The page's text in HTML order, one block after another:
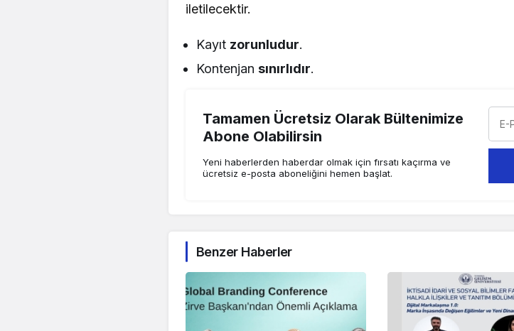
iletilecektir.
Kayıt zorunludur.
Kontenjansınırlıdır.
Tamamen Ücretsiz Olarak Bültenimize
Abone Olabilirsin
Yeni haberlerden haberdar olmak için fırsatı kaçırma ve
ücretsiz e-posta aboneliğini hemen başlat.
Benzer Haberler